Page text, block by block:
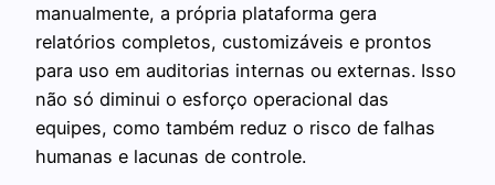
manualmente, a própria plataforma gera
relatórios completos, customizáveis e prontos
para uso em auditorias internas ou externas. Isso
não só diminui o esforço operacional das
equipes, como também reduz o risco de falhas
humanas e lacunas de controle.